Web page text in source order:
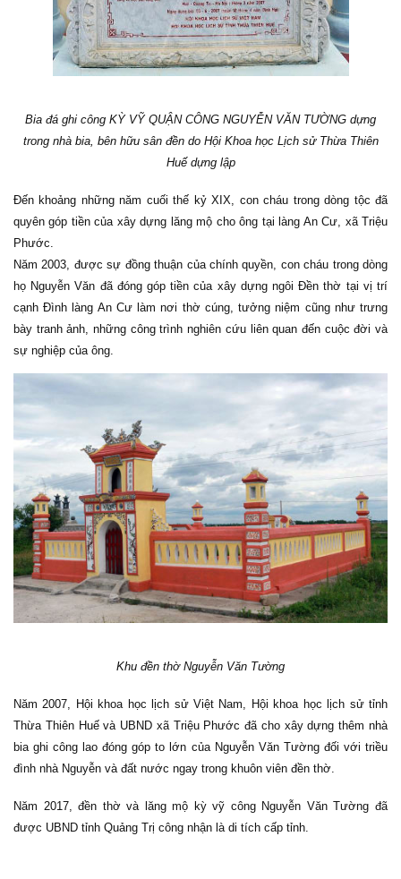
Bia đá ghi công KỲ VỸ QUẬN CÔNG NGUYỄN VĂN TƯỜNG dựng
trong nhà bia, bên hữu sân đền do Hội Khoa học Lịch sử Thừa Thiên
Huế dựng lập
Đến khoảng những năm cuối thế kỷ XIX, con cháu trong dòng tộc đã
quyên góp tiền của xây dựng lăng mộ cho ông tại làng An Cư, xã Triệu
Phước.
Năm 2003, được sự đồng thuận của chính quyền, con cháu trong dòng
họ Nguyễn Văn đã đóng góp tiền của xây dựng ngôi Đền thờ tại vị trí
cạnh Đình làng An Cư làm nơi thờ cúng, tưởng niệm cũng như trưng
bày tranh ảnh, những công trình nghiên cứu liên quan đến cuộc đời và
sự nghiệp của ông.
Khu đền thờ Nguyễn Văn Tường
Năm 2007, Hội khoa học lịch sử Việt Nam, Hội khoa học lịch sử tỉnh
Thừa Thiên Huế và UBND xã Triệu Phước đã cho xây dựng thêm nhà
bia ghi công lao đóng góp to lớn của Nguyễn Văn Tường đối với triều
đình nhà Nguyễn và đất nước ngay trong khuôn viên đền thờ.
Năm 2017, đền thờ và lăng mộ kỳ vỹ công Nguyễn Văn Tường đã
được UBND tỉnh Quảng Trị công nhận là di tích cấp tỉnh.